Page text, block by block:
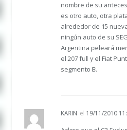
nombre de su
es otro auto, otra
alrededor de 15
ningún auto de su
Argentina peleará
el 207 full y el Fiat
segmento B.
KARIN el 19/11/2010